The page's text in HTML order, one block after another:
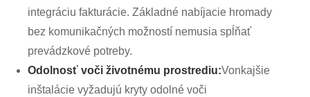
integráciu fakturácie. Základné nabíjacie hromady
bez komunikačných možností nemusia spĺňať
prevádzkové potreby.
Odolnosť voči životnému prostrediu:Vonkajšie
inštalácie vyžadujú kryty odolné voči